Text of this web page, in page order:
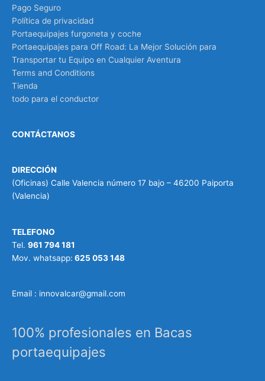
Pago Seguro
Política de privacidad
Portaequipajes furgoneta y coche
Portaequipajes para Off Road: La Mejor Solución para
Transportar tu Equipo en Cualquier Aventura
Terms and Conditions
Tienda
todo para el conductor
CONTÁCTANOS
DIRECCIÓN
(Oficinas) Calle Valencia número 17 bajo – 46200 Paiporta
(Valencia)
TELEFONO
Tel. 961 794 181
Mov. whatsapp: 625 053 148
Email : innovalcar@gmail.com
100% profesionales en Bacas
portaequipajes